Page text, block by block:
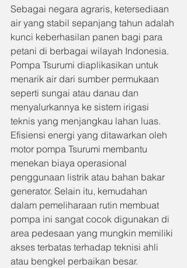
Sebagai negara agraris, ketersediaan
air yang stabil sepanjang tahun adalah
kunci keberhasilan panen bagi para
petani di berbagai wilayah Indonesia.
Pompa Tsurumi diaplikasikan untuk
menarik air dari sumber permukaan
seperti sungai atau danau dan
menyalurkannya ke sistem irigasi
teknis yang menjangkau lahan luas.
Efisiensi energi yang ditawarkan oleh
motor pompa Tsurumi membantu
menekan biaya operasional
penggunaan listrik atau bahan bakar
generator. Selain itu, kemudahan
dalam pemeliharaan rutin membuat
pompa ini sangat cocok digunakan di
area pedesaan yang mungkin memiliki
akses terbatas terhadap teknisi ahli
atau bengkel perbaikan besar.